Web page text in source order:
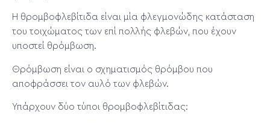
Η θρομβοφλεβίτιδα είναι μία φλεγμονώδης κατάσταση
του τοιχώματος των επί πολλής φλεβών, που έχουν
υποστεί θρόμβωση.
Θρόμβωση είναι ο σχηματισμός θρόμβου που
αποφράσσει τον αυλό των φλεβών.
Υπάρχουν δύο τύποι θρομβοφλεβίτιδας: